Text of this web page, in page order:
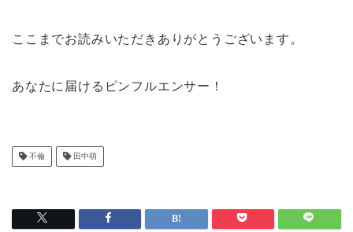
ここまでお読みいただきありがとうございます。
あなたに届けるピンフルエンサー！
不倫 田中萌